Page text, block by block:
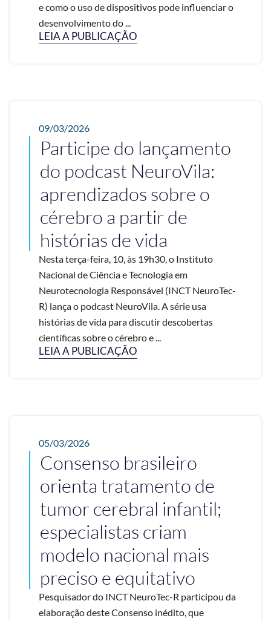
e como o uso de dispositivos pode influenciar o
desenvolvimento do ...
LEIA A PUBLICAÇÃO
09/03/2026
Participe do lançamento
do podcast NeuroVila:
aprendizados sobre o
cérebro a partir de
histórias de vida
Nesta terça-feira, 10, às 19h30, o Instituto
Nacional de Ciência e Tecnologia em
Neurotecnologia Responsável (INCT NeuroTec-
R) lança o podcast NeuroVila. A série usa
histórias de vida para discutir descobertas
científicas sobre o cérebro e ...
LEIA A PUBLICAÇÃO
05/03/2026
Consenso brasileiro
orienta tratamento de
tumor cerebral infantil;
especialistas criam
modelo nacional mais
preciso e equitativo
Pesquisador do INCT NeuroTec-R participou da
elaboração deste Consenso inédito, que